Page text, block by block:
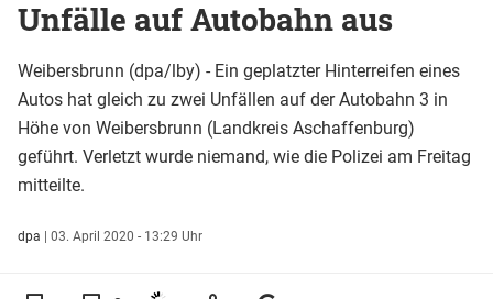
Unfälle auf Autobahn aus
Weibersbrunn (dpa/lby) - Ein geplatzter Hinterreifen eines
Autos hat gleich zu zwei Unfällen auf der Autobahn 3 in
Höhe von Weibersbrunn (Landkreis Aschaffenburg)
geführt. Verletzt wurde niemand, wie die Polizei am Freitag
mitteilte.
dpa | 03. April 2020 - 13:29 Uhr